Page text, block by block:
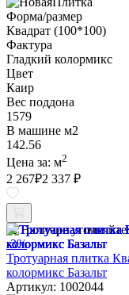
Форма/размер
Квадрат (100*100)
Фактура
Гладкий колормикс
Цвет
Каир
Вес поддона
1579
В машине м2
142.56
Цена за: м2
2 267₽2 337 ₽
Наличие
-3%
Тротуарная плитка
колормикс Базальт
Артикул: 1002044